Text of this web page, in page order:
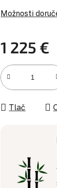
Možnosti
1 225 €
Jednotková cena:
Tlač